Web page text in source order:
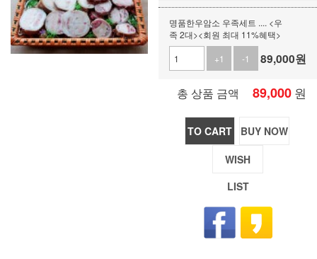
명품한우암소 우족세트 .... <우
족 2대><회원 최대 11%혜택>
+1
-1 89,000원
총 상품 금액 89,000 원
TO CART
BUY NOW
WISH
LIST